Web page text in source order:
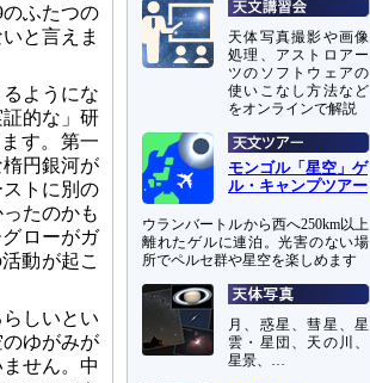
のふたつの
と言えま
ようにな
的な」研
す。第一
円銀河が
トに別の
たのかも
ローがガ
動が起こ
しいとい
ゆがみが
せん。中
天体写真撮影や画像
処理、アストロアー
ツのソフトウェアの
使いこなし方法など
をオンラインで解説
モンゴル「星空」ゲ
ル・キャンプツアー
ウランバートルから西へ250km以上
離れたゲルに連泊。光害のない場
所でペルセ群や星空を楽しめます
月、惑星、彗星、星
雲・星団、天の川、
星景、…